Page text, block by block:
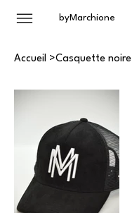
byMarchione
Accueil >Casquette noire